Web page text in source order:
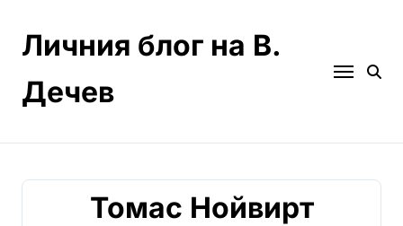
contentЛичния блог на В.
Дечев
Томас Нойвирт